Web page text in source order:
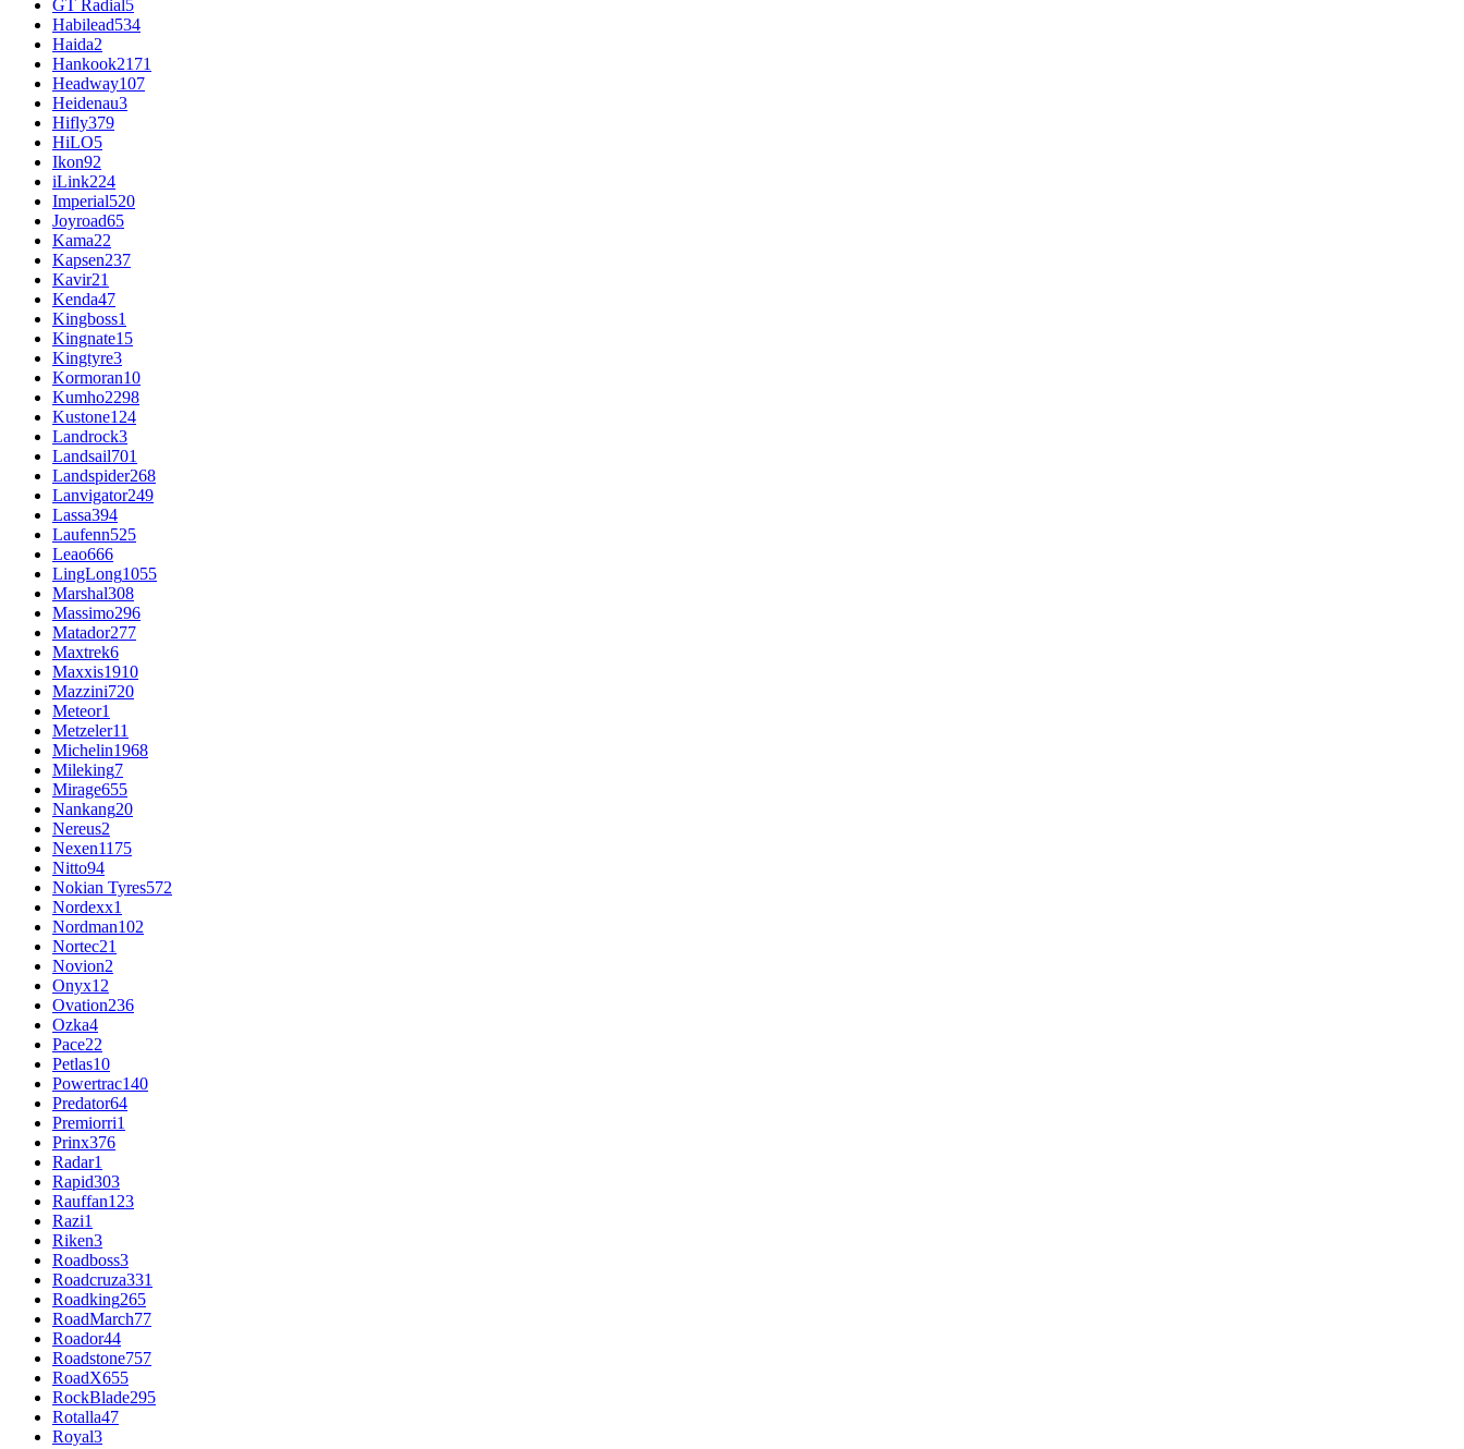
GT Radial5
Habilead534
Haida2
Hankook2171
Headway107
Heidenau3
Hifly379
HiLO5
Ikon92
iLink224
Imperial520
Joyroad65
Kama22
Kapsen237
Kavir21
Kenda47
Kingboss1
Kingnate15
Kingtyre3
Kormoran10
Kumho2298
Kustone124
Landrock3
Landsail701
Landspider268
Lanvigator249
Lassa394
Laufenn525
Leao666
LingLong1055
Marshal308
Massimo296
Matador277
Maxtrek6
Maxxis1910
Mazzini720
Meteor1
Metzeler11
Michelin1968
Mileking7
Mirage655
Nankang20
Nereus2
Nexen1175
Nitto94
Nokian Tyres572
Nordexx1
Nordman102
Nortec21
Novion2
Onyx12
Ovation236
Ozka4
Pace22
Petlas10
Powertrac140
Predator64
Premiorri1
Prinx376
Radar1
Rapid303
Rauffan123
Razi1
Riken3
Roadboss3
Roadcruza331
Roadking265
RoadMarch77
Roador44
Roadstone757
RoadX655
RockBlade295
Rotalla47
Royal3